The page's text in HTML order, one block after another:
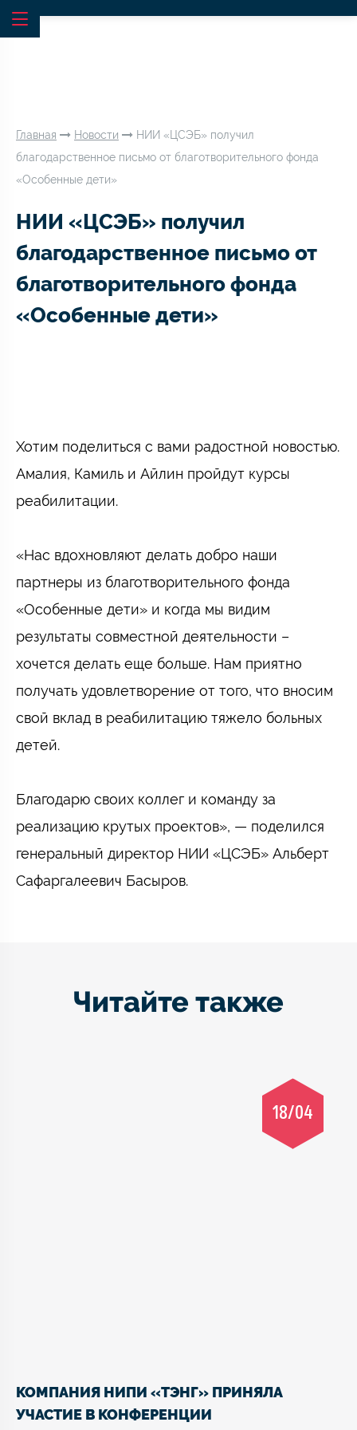
Главная Новости
НИИ «ЦСЭБ» получил
благодарственное письмо от благотворительного фонда
«Особенные дети»
НИИ «ЦСЭБ» получил
благодарственное письмо от
благотворительного фонда
«Особенные дети»
Хотим поделиться с вами радостной новостью.
Амалия, Камиль и Айлин пройдут курсы
реабилитации. ⠀
«Нас вдохновляют делать добро наши
партнеры из благотворительного фонда
«Особенные дети» и когда мы видим
результаты совместной деятельности –
хочется делать еще больше. Нам приятно
получать удовлетворение от того, что вносим
свой вклад в реабилитацию тяжело больных
детей. ⠀
Благодарю своих коллег и команду за
реализацию крутых проектов», — поделился
генеральный директор НИИ «ЦСЭБ» Альберт
Сафаргалеевич Басыров.
Читайте также
18/04
КОМПАНИЯ НИПИ «ТЭНГ» ПРИНЯЛА
УЧАСТИЕ В КОНФЕРЕНЦИИ